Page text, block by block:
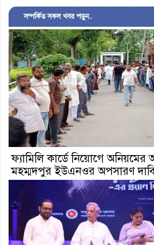
সম্পর্কিত সকল খবর পড়ুন..
ফ্যামিলি কার্ডে নিয়োগে অনিয়মের
মহম্মদপুর ইউএনওর অপসারণ